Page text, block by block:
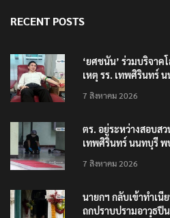
RECENT POSTS
‘ยศชนัน’ ร่วมบริจาค
เหตุ รร. เทพศิรินทร์
7 สิงหาคม 2026
ตร. อยู่ระหว่างสอบสว
เทพศิรินทร์ นนทบุรี พ
7 สิงหาคม 2026
นายกฯ กลับเข้าทำเ
ถกปราบปรามอาวุธปื